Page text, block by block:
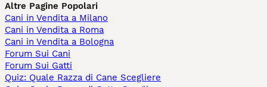
Altre Pagine Popolari
Cani in Vendita a Milano
Cani in Vendita a Roma
Cani in Vendita a Bologna
Forum Sui Cani
Forum Sui Gatti
Quiz: Quale Razza di Cane Scegliere